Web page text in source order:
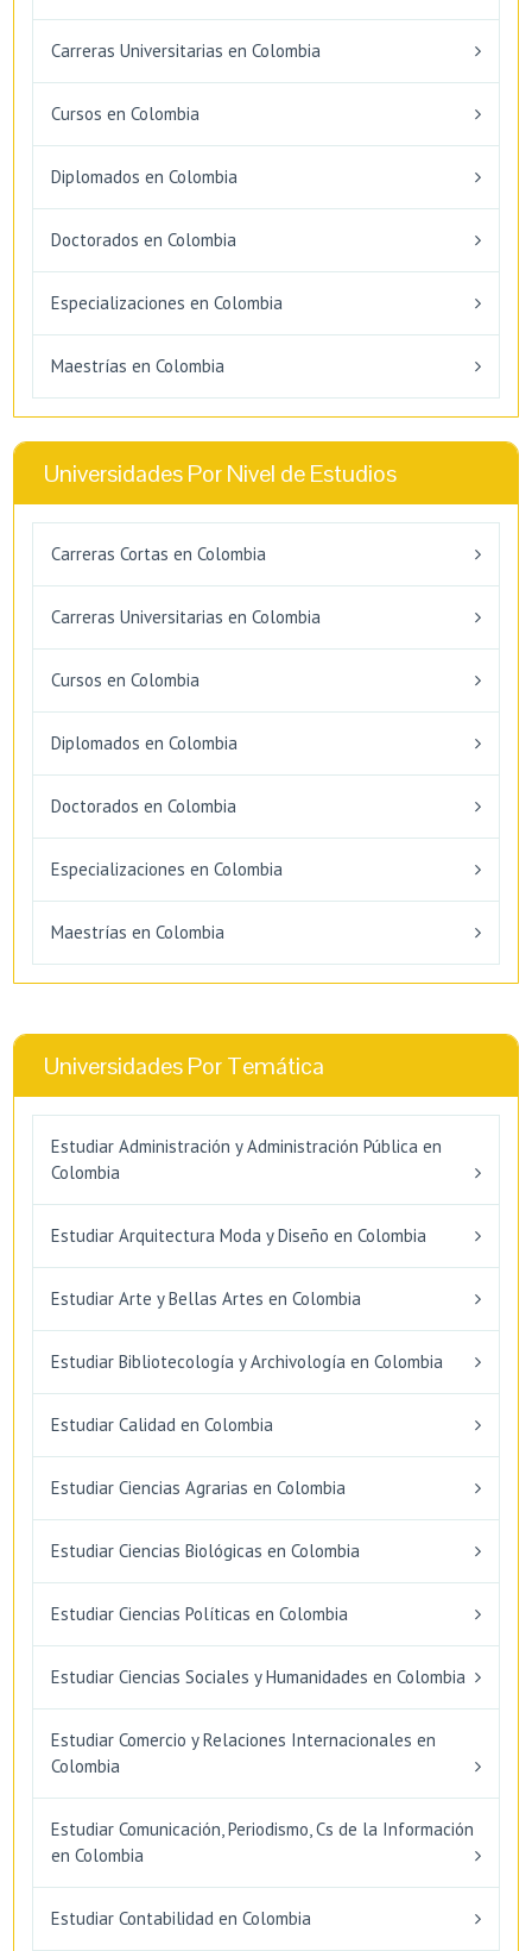
Carreras Universitarias en Colombia
Cursos en Colombia
Diplomados en Colombia
Doctorados en Colombia
Especializaciones en Colombia
Maestrías en Colombia
Universidades Por Nivel de Estudios
Carreras Cortas en Colombia
Carreras Universitarias en Colombia
Cursos en Colombia
Diplomados en Colombia
Doctorados en Colombia
Especializaciones en Colombia
Maestrías en Colombia
Universidades Por Temática
Estudiar Administración y Administración Pública en
Colombia
Estudiar Arquitectura Moda y Diseño en Colombia
Estudiar Arte y Bellas Artes en Colombia
Estudiar Bibliotecología y Archivología en Colombia
Estudiar Calidad en Colombia
Estudiar Ciencias Agrarias en Colombia
Estudiar Ciencias Biológicas en Colombia
Estudiar Ciencias Políticas en Colombia
Estudiar Ciencias Sociales y Humanidades en Colombia
Estudiar Comercio y Relaciones Internacionales en
Colombia
Estudiar Comunicación, Periodismo, Cs de la Información
en Colombia
Estudiar Contabilidad en Colombia